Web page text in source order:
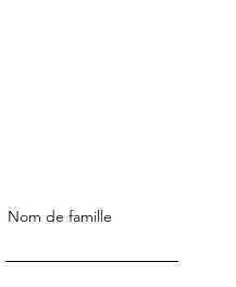
Nom de famille